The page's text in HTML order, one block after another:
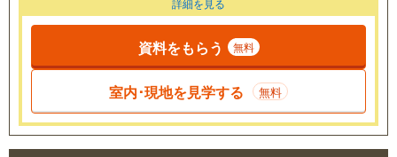
詳細を見る
資料をもらう 無料
室内･現地を見学する 無料